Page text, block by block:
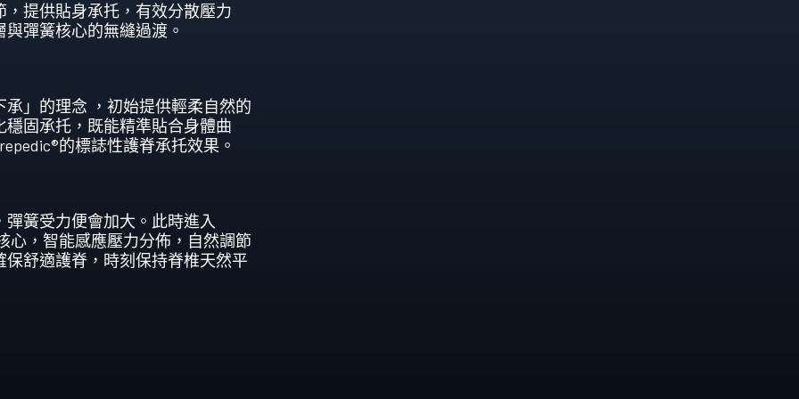
，提供貼身承托，有效分散壓力
彈簧核心的無縫過渡。
」的理念 ，初始提供輕柔自然的
穩固承托，既能精準貼合身體曲
的標誌性護脊承托效果。
簧受力便會加大。此時進入
心，智能感應壓力分佈，自然調節
保舒適護脊，時刻保持脊椎天然平